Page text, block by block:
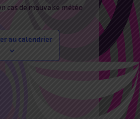
cas de mauvaise météo
au calendrier